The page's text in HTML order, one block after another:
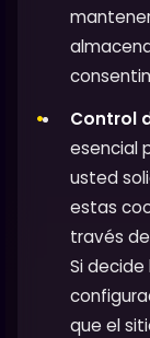
Control
esencial
usted
estas
través
Si
que el